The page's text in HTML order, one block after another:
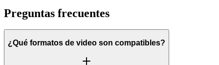
Preguntas frecuentes
¿Qué formatos de video son compatibles?